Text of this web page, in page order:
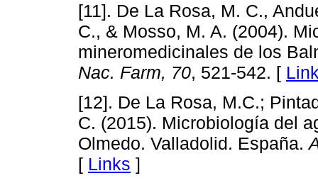
[11]. De La Rosa, M. C.,
C., & Mosso, M. A. (2004).
mineromedicinales de los
Nac. Farm, 70, 521-542. [
[12]. De La Rosa, M.C.;
C. (2015). Microbiología del
Olmedo. Valladolid. España.
[ Links ]